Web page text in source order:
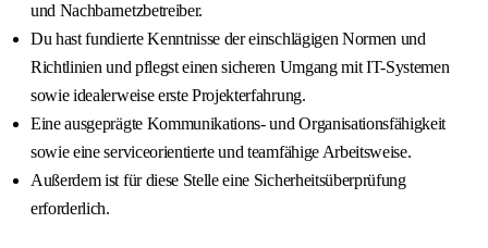
und Nachbarnetzbetreiber.
Du hast fundierte Kenntnisse der einschlägigen Normen und
Richtlinien und pflegst einen sicheren Umgang mit IT-Systemen
sowie idealerweise erste Projekterfahrung.
Eine ausgeprägte Kommunikations- und Organisationsfähigkeit
sowie eine serviceorientierte und teamfähige Arbeitsweise.
Außerdem ist für diese Stelle eine Sicherheitsüberprüfung
erforderlich.